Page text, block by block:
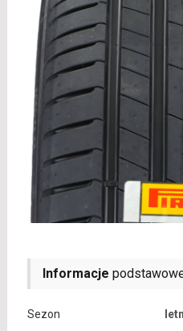
Informacje
Sezon